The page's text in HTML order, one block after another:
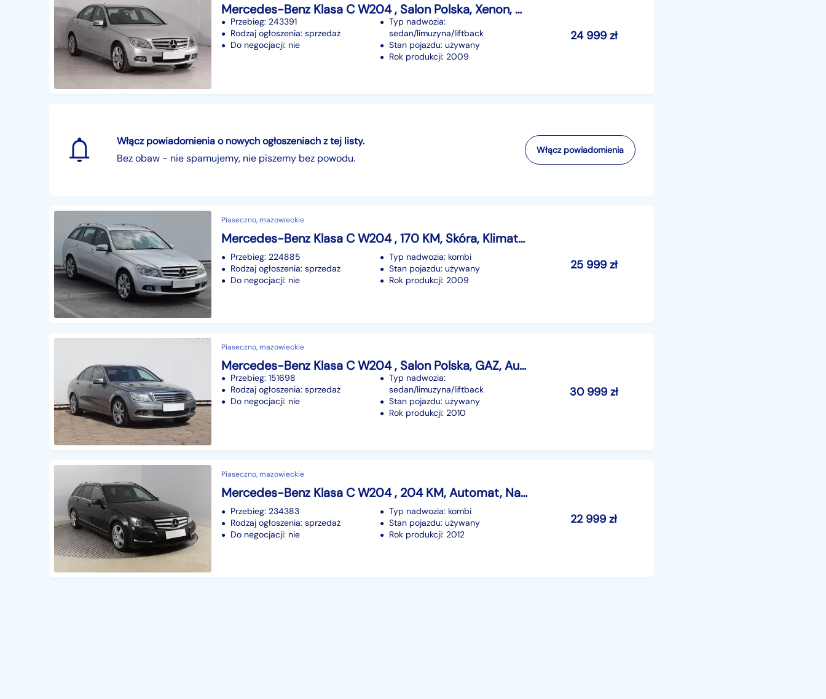
Mercedes-Benz Klasa C W204 , Salon Polska, Xenon, Klimatronic,ALU
Przebieg: 243391
Rodzaj ogłoszenia: sprzedaż
Do negocjacji: nie
Typ nadwozia:
sedan/limuzyna/liftback
Stan pojazdu: używany
Rok produkcji: 2009
24 999zł
Włącz powiadomienia o nowych ogłoszeniach z tej listy.
Bez obaw - nie spamujemy, nie piszemy bez powodu.
Włącz powiadomienia
Piaseczno, mazowieckie
Mercedes-Benz Klasa C W204 , 170 KM, Skóra, Klimatronic, Tempomat, Parktronic
Przebieg: 224885
Rodzaj ogłoszenia: sprzedaż
Do negocjacji: nie
Typ nadwozia: kombi
Stan pojazdu: używany
Rok produkcji: 2009
25 999zł
Piaseczno, mazowieckie
Mercedes-Benz Klasa C W204 , Salon Polska, GAZ, Automat, Navi, Klimatronic, Tempomat,
Przebieg: 151698
Rodzaj ogłoszenia: sprzedaż
Do negocjacji: nie
Typ nadwozia:
sedan/limuzyna/liftback
Stan pojazdu: używany
Rok produkcji: 2010
30 999zł
Piaseczno, mazowieckie
Mercedes-Benz Klasa C W204 , 204 KM, Automat, Navi, Xenon, Klimatronic, Tempomat,
Przebieg: 234383
Rodzaj ogłoszenia: sprzedaż
Do negocjacji: nie
Typ nadwozia: kombi
Stan pojazdu: używany
Rok produkcji: 2012
22 999 zł